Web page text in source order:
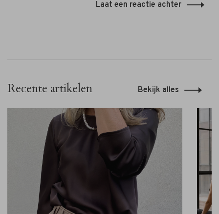
Laat een reactie achter
Recente artikelen Bekijk alles